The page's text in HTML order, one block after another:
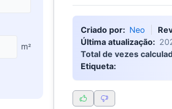
m²
Criado por: Neo
Última atualização:
Total de vezes
Etiqueta: